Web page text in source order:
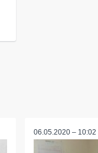
06.05.2020 – 10:02